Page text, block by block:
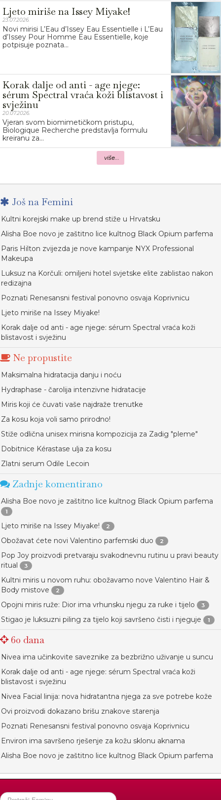
Ljeto miriše na Issey Miyake!
23.07.2026.
Novi mirisi L’Eau d’Issey Eau Essentielle i L’Eau
d’Issey Pour Homme Eau Essentielle, koje
potpisuje poznata...
Korak dalje od anti - age njege:
sérum Spectral vraća koži blistavost i
svježinu
20.07.2026.
Vjeran svom biomimetičkom pristupu,
Biologique Recherche predstavlja formulu
kreiranu za...
više...
Još na Femini
Kultni korejski make up brend stiže u Hrvatsku
Alisha Boe novo je zaštitno lice kultnog Black Opium parfema
Paris Hilton zvijezda je nove kampanje NYX Professional
Makeupa
Luksuz na Korčuli: omiljeni hotel svjetske elite zablistao nakon
redizajna
Poznati Renesansni festival ponovno osvaja Koprivnicu
Ljeto miriše na Issey Miyake!
Korak dalje od anti - age njege: sérum Spectral vraća koži
blistavost i svježinu
Ne propustite
Maksimalna hidratacija danju i noću
Hydraphase - čarolija intenzivne hidratacije
Miris koji će čuvati vaše najdraže trenutke
Za kosu koja voli samo prirodno!
Stiže odlična unisex mirisna kompozicija za Zadig "pleme"
Dobitnice Kérastase ulja za kosu
Zlatni serum Odile Lecoin
Zadnje komentirano
Alisha Boe novo je zaštitno lice kultnog Black Opium parfema
1
Ljeto miriše na Issey Miyake! 2
Obožavat ćete novi Valentino parfemski duo 2
Pop Joy proizvodi pretvaraju svakodnevnu rutinu u pravi beauty
ritual
3
Kultni miris u novom ruhu: obožavamo nove Valentino Hair &
Body mistove
2
Opojni miris ruže: Dior ima vrhunsku njegu za ruke i tijelo 3
Stigao je luksuzni piling za tijelo koji savršeno čisti i njeguje 1
60 dana
Nivea ima učinkovite saveznike za bezbrižno uživanje u suncu
Korak dalje od anti - age njege: sérum Spectral vraća koži
blistavost i svježinu
Nivea Facial linija: nova hidratantna njega za sve potrebe kože
Ovi proizvodi dokazano brišu znakove starenja
Poznati Renesansni festival ponovno osvaja Koprivnicu
Environ ima savršeno rješenje za kožu sklonu aknama
Alisha Boe novo je zaštitno lice kultnog Black Opium parfema